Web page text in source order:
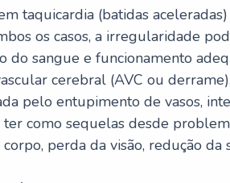
taquicardia (batidas
os casos, a irregularidade
do sangue e funcionamento
cerebral (AVC ou
pelo entupimento de vasos,
ter como sequelas desde
perda da visão, redução